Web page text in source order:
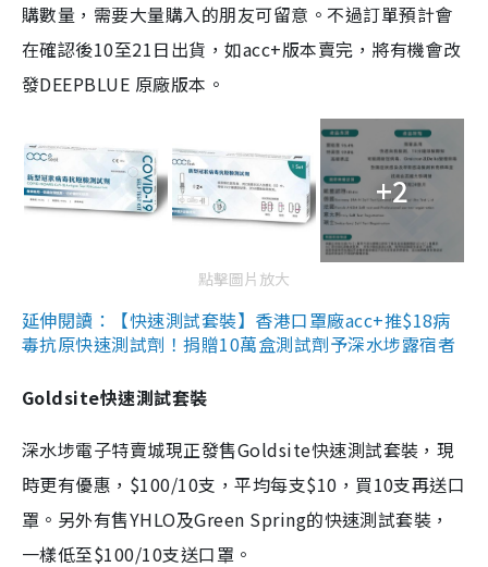
購數量，需要大量購入的朋友可留意。不過訂單預計會
在確認後10至21日出貨，如acc+版本賣完，將有機會改
發DEEPBLUE 原廠版本。
+2
點擊圖片放大
延伸閱讀：【快速測試套裝】香港口罩廠acc+推$18病
毒抗原快速測試劑！捐贈10萬盒測試劑予深水埗露宿者
Goldsite快速測試套裝
深水埗電子特賣城現正發售Goldsite快速測試套裝，現
時更有優惠，$100/10支，平均每支$10，買10支再送口
罩。另外有售YHLO及Green Spring的快速測試套裝，
一樣低至$100/10支送口罩。